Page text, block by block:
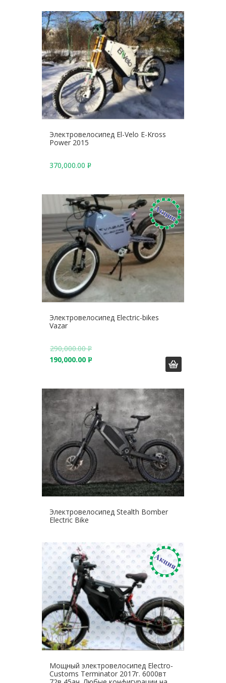
Электровелосипед El-Velo E-Kross
Power 2015
370,000.00 Р
.
Электровелосипед Electric-bikes
Vazar
290,000.00Р
У
190,000.00 Р
Электровелосипед Stealth Bomber
Electric Bike
Мощный электровелосипед Electro-
Customs Terminator 2017г. 6000вт